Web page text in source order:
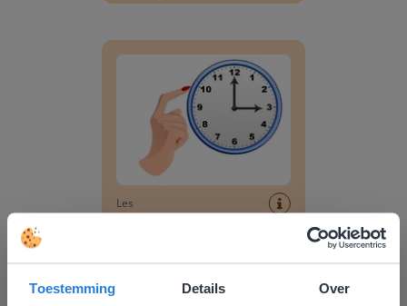
Toestemming Details Over
Les
Tijd aangeven op analoge klok met halve uren